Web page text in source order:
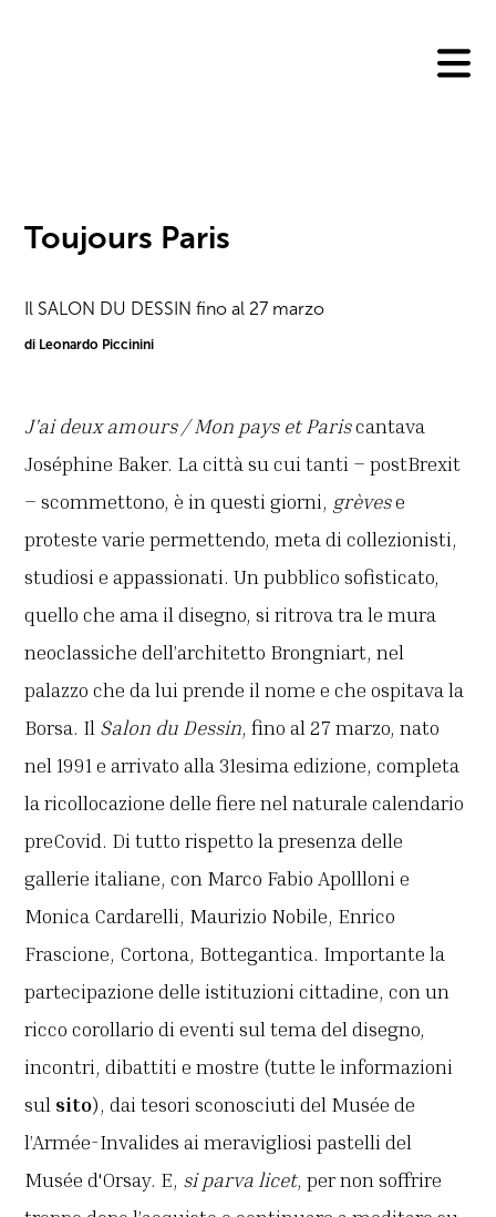
Toujours Paris
Il SALON DU DESSIN fino al 27 marzo
di Leonardo Piccinini
J'ai deux amours / Mon pays et Pariscantava
Joséphine Baker. La città su cui tanti – postBrexit
– scommettono, è in questi giorni, grèvese
proteste varie permettendo, meta di collezionisti,
studiosi e appassionati. Un pubblico sofisticato,
quello che ama il disegno, si ritrova tra le mura
neoclassiche dell’architetto Brongniart, nel
palazzo che da lui prende il nome e che ospitava la
Borsa. Il Salon du Dessin, fino al 27 marzo, nato
nel 1991 e arrivato alla 31esima edizione, completa
la ricollocazione delle fiere nel naturale calendario
preCovid. Di tutto rispetto la presenza delle
gallerie italiane, con Marco Fabio Apollloni e
Monica Cardarelli, Maurizio Nobile, Enrico
Frascione, Cortona, Bottegantica. Importante la
partecipazione delle istituzioni cittadine, con un
ricco corollario di eventi sul tema del disegno,
incontri, dibattiti e mostre (tutte le informazioni
sul sito), dai tesori sconosciuti del Musée de
l’Armée-Invalides ai meravigliosi pastelli del
Musée d'Orsay. E, si parva licet, per non soffrire